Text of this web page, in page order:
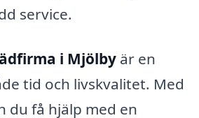
service.
i Mjölby är en
tid och livskvalitet. Med
du få hjälp med en